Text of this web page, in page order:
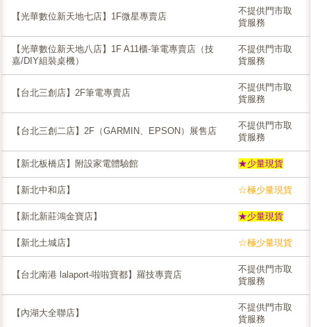
【光華數位新天地七店】1F微星專賣店
不提供門市取
貨服務
【光華數位新天地八店】1F A11櫃-筆電專賣店（技
嘉/DIY組裝桌機）
不提供門市取
貨服務
【台北三創店】2F筆電專賣店
不提供門市取
貨服務
【台北三創二店】2F（GARMIN、EPSON）展售店
不提供門市取
貨服務
【新北板橋店】附設家電體驗館 ★少量現貨
【新北中和店】 ☆極少量現貨
【新北新莊鴻金寶店】 ★少量現貨
【新北土城店】 ☆極少量現貨
【台北南港 lalaport-啦啦寶都】羅技專賣店
不提供門市取
貨服務
【內湖大全聯店】
不提供門市取
貨服務